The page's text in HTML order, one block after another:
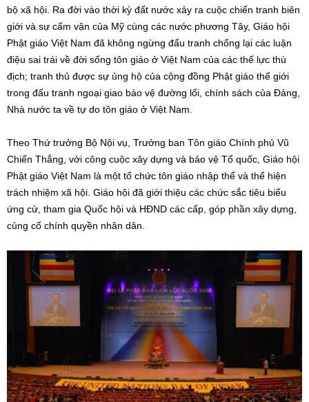
bộ xã hội. Ra đời vào thời kỳ đất nước xảy ra cuộc chiến tranh biên
giới và sự cấm vận của Mỹ cùng các nước phương Tây, Giáo hội
Phật giáo Việt Nam đã không ngừng đấu tranh chống lại các luận
điệu sai trái về đời sống tôn giáo ở Việt Nam của các thế lực thù
địch; tranh thủ được sự ủng hộ của cộng đồng Phật giáo thế giới
trong đấu tranh ngoại giao bảo vệ đường lối, chính sách của Đảng,
Nhà nước ta về tự do tôn giáo ở Việt Nam.
Theo Thứ trưởng Bộ Nội vụ, Trưởng ban Tôn giáo Chính phủ Vũ
Chiến Thắng, với công cuộc xây dựng và bảo vệ Tổ quốc, Giáo hội
Phật giáo Việt Nam là một tổ chức tôn giáo nhập thế và thể hiện
trách nhiệm xã hội. Giáo hội đã giới thiệu các chức sắc tiêu biểu
ứng cử, tham gia Quốc hội và HĐND các cấp, góp phần xây dựng,
củng cố chính quyền nhân dân.